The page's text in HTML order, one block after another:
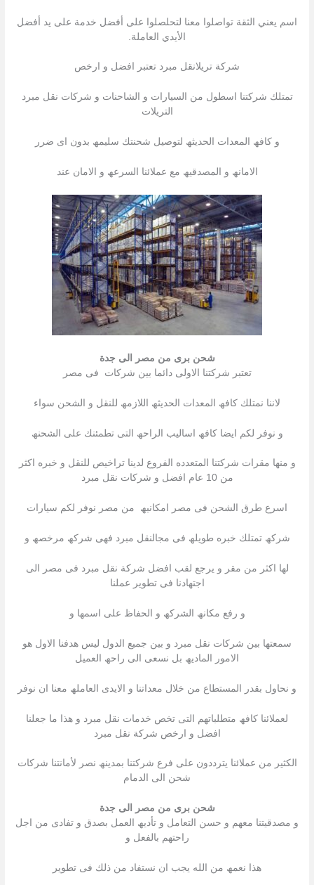
اسم يعني الثقة تواصلوا معنا لتحلصلوا على أفضل خدمة على يد أفضل
الأيدي العاملة.
شركة تريلانقل مبرد تعتبر افضل و ارخص
تمتلك شركتنا اسطول من السیارات و الشاحنات و شركات نقل مبرد
التریلات
و كافھ المعدات الحدیثھ لتوصیل شحنتك سلیمھ بدون اى ضرر
الامانھ و المصدقیھ مع عملائنا السرعھ و الامان عند
شحن برى من مصر الى جدة
تعتبر شركتنا الاولى دائما بین شركات فى مصر
لاننا نمتلك كافھ المعدات الحدیثھ اللازمھ للنقل و الشحن سواء
و نوفر لكم ایضا كافھ اسالیب الراحھ التى تطمئنك على الشحنھ
و منھا مقرات شركتنا المتعدده الفروع لدینا تراخیص للنقل و خبره اكثر
من 10 عام افضل و شركات نقل مبرد
اسرع طرق الشحن فى مصر امكانیھ من مصر نوفر لكم سیارات
شركھ تمتلك خبره طویلھ فى مجالنقل مبرد فھى شركھ مرخصھ و
لھا اكثر من مقر و یرجع لقب افضل شركة نقل مبرد فى مصر الى
اجتھادنا فى تطویر عملنا
و رفع مكانھ الشركھ و الحفاظ على اسمھا و
سمعتھا بین شركات نقل مبرد و بین جمیع الدول لیس ھدفنا الاول ھو
الامور المادیھ بل نسعى الى راحھ العمیل
و نحاول بقدر المستطاع من خلال معداتنا و الایدى العاملھ معنا ان نوفر
لعملائنا كافھ متطلباتھم التى تخص خدمات نقل مبرد و ھذا ما جعلنا
افضل و ارخص شركة نقل مبرد
الكثیر من عملائنا یترددون على فرع شركتنا بمدینھ نصر لأمانتنا شركات
شحن الى الدمام
شحن برى من مصر الى جدة
و مصدقیتنا معھم و حسن التعامل و تأدیھ العمل بصدق و تفادى من اجل
راحتھم بالفعل و
ھذا نعمھ من الله یجب ان نستفاد من ذلك فى تطویر